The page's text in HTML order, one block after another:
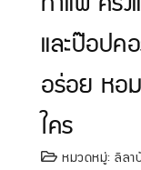
และป๊อปค
อร่อย หอ
ใคร
หมวดหมู่: ลีลา